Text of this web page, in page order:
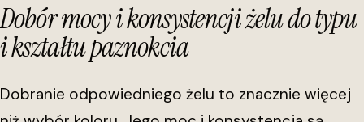
Dobór mocy i konsystencji żelu do typu
i kształtu paznokcia
Dobranie odpowiedniego żelu to znacznie więcej